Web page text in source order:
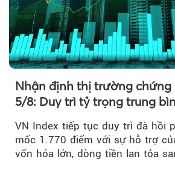
Nhận định thị trường chứng
5/8: Duy trì tỷ trọng trung
VN Index tiếp tục duy trì đà hồi
mốc 1.770 điểm với sự hỗ trợ
vốn hóa lớn, dòng tiền lan tỏa